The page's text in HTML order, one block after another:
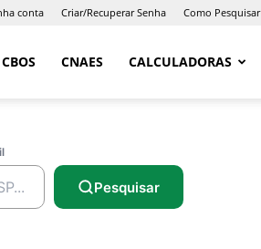
conta Criar/Recuperar Senha Como Pesquisar
CBOS CNAES CALCULADORAS
Pesquisar